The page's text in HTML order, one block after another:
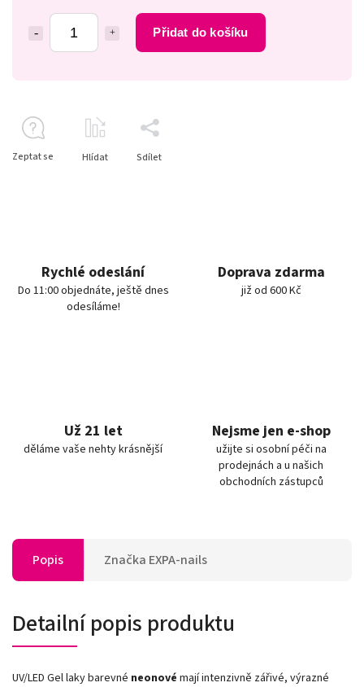
Přidat do košíku
Zeptat se Hlídat Sdílet
Rychlé odeslání
Do 11:00 objednáte, ještě dnes
odesíláme!
Doprava zdarma
již od 600 Kč
Už 21 let
děláme vaše nehty krásnější
Nejsme jen e-shop
užijte si osobní péči na
prodejnách a u našich
obchodních zástupců
Popis Značka EXPA-nails
Detailní popis produktu
UV/LED Gel laky barevné neonové mají intenzivně zářivé, výrazné